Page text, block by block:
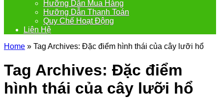
Hưỡng Dẫn Mua Hàng
Hưỡng Dẫn Thanh Toán
Quy Chế Hoạt Động
Liên Hệ
Home » Tag Archives: Đặc điểm hình thái của cây lưỡi hổ
Tag Archives: Đặc điểm
hình thái của cây lưỡi hổ